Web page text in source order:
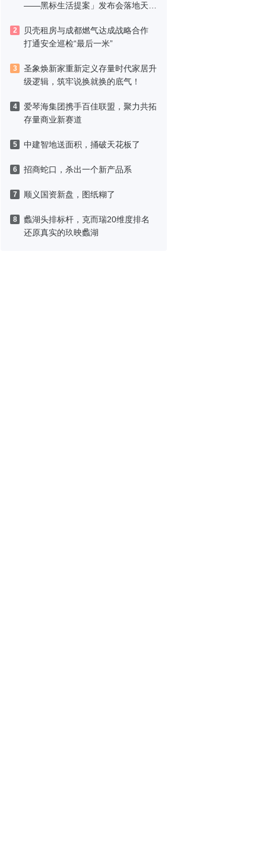
——黑标生活提案」发布会落地天
2
贝壳租房与成都燃气达成战略合作
打通安全巡检“最后一米”
3
圣象焕新家重新定义存量时代家居升
级逻辑，筑牢说换就换的底气！
4
爱琴海集团携手百佳联盟，聚力共拓
存量商业新赛道
5 中建智地送面积，捅破天花板了
6 招商蛇口，杀出一个新产品系
7 顺义国资新盘，图纸糊了
8
蠡湖头排标杆，克而瑞20维度排名
还原真实的玖映蠡湖